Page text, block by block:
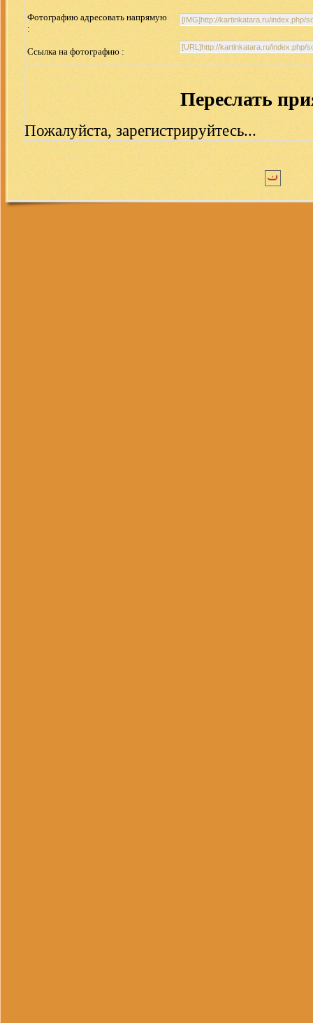
Фотографию адресовать напрямую
:
Ссылка на фотографию :
Переслать
Пожалуйста, зарегистрируйтесь...